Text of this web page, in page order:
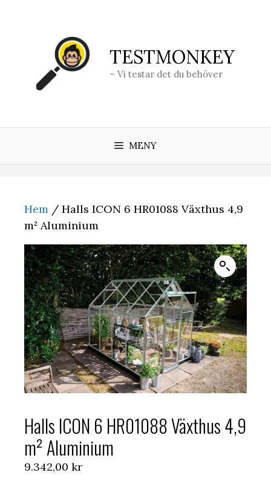
TESTMONKEY
– Vi testar det du behöver
MENY
Hem / Halls ICON 6 HR01088 Växthus 4,9
m² Aluminium
Halls ICON 6 HR01088 Växthus 4,9
m² Aluminium
9.342,00 kr